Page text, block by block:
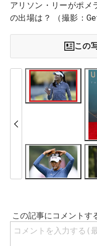
アリソン・リーがポメ
の出場は？ （撮影：
この